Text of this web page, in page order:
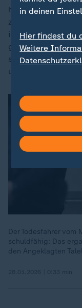
haben. Er bestritt
zu haben. Die
im Prozess
gezeigt zu haben.
stammenden
und von
Der Todesfahrer vom
schuldfähig: Das
den Angeklagten
in deinen
Hier findest du
Weitere